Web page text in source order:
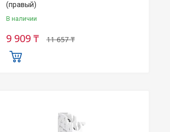
(правый)
В наличии
11 657 ₸
9 909 ₸